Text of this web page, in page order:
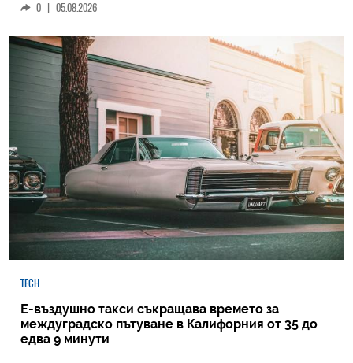
0 | 05.08.2026
TECH
Е-въздушно такси съкращава времето за
междуградско пътуване в Калифорния от 35 до
едва 9 минути